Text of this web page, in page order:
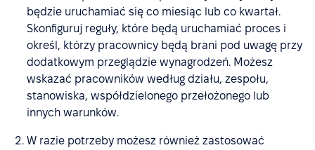
będzie uruchamiać się co miesiąc lub co kwartał.
Skonfiguruj reguły, które będą uruchamiać proces i
określ, którzy pracownicy będą brani pod uwagę przy
dodatkowym przeglądzie wynagrodzeń. Możesz
wskazać pracowników według działu, zespołu,
stanowiska, współdzielonego przełożonego lub
innych warunków.
W razie potrzeby możesz również zastosować